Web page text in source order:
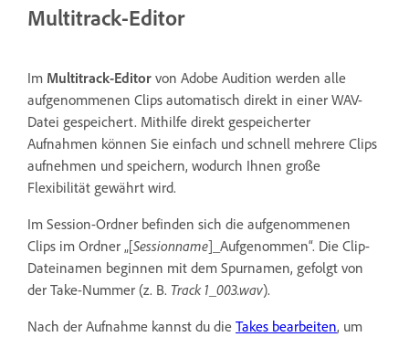
Multitrack-Editor
Im Multitrack-Editor von Adobe Audition werden alle
aufgenommenen Clips automatisch direkt in einer WAV-
Datei gespeichert. Mithilfe direkt gespeicherter
Aufnahmen können Sie einfach und schnell mehrere Clips
aufnehmen und speichern, wodurch Ihnen große
Flexibilität gewährt wird.
Im Session-Ordner befinden sich die aufgenommenen
Clips im Ordner „[Sessionname]_Aufgenommen“. Die Clip-
Dateinamen beginnen mit dem Spurnamen, gefolgt von
der Take-Nummer (z. B. Track 1_003.wav).
Nach der Aufnahme kannst du die Takes bearbeiten, um